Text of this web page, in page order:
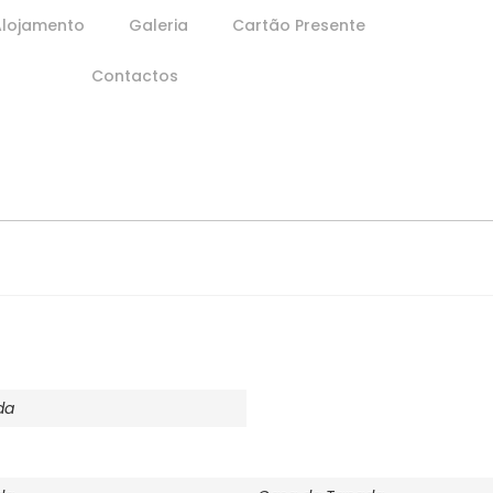
Galeria Cartão Presente
Contactos